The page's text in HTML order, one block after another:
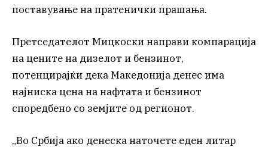
поставување на пратенички прашања.
Претседателот Мицкоски направи компарација
на цените на дизелот и бензинот,
потенцирајќи дека Македонија денес има
најниска цена на нафтата и бензинот
споредбено со земјите од регионот.
„Во Србија ако денеска наточете еден литар